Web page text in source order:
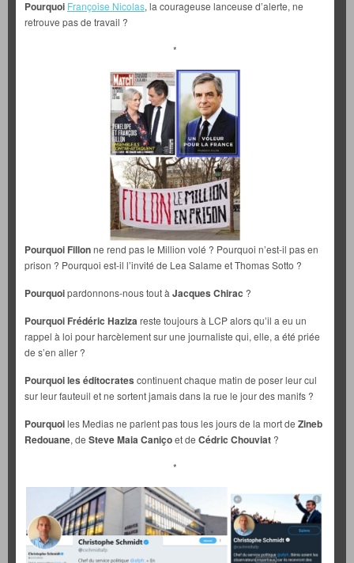
Pourquoi Françoise Nicolas, la courageuse lanceuse d’alerte, ne
retrouve pas de travail ?
*
Pourquoi Fillonne rend pas le Million volé ? Pourquoi n’est-il pas en
prison ? Pourquoi est-il l’invité de Lea Salame et Thomas Sotto ?
Pourquoipardonnons-nous tout à Jacques Chirac ?
Pourquoi Frédéric Hazizareste toujours à LCP alors qu’il a eu un
rappel à loi pour harcèlement sur une journaliste qui, elle, a été priée
de s’en aller ?
Pourquoi les éditocrates continuent chaque matin de poser leur cul
sur leur fauteuil et ne sortent jamais dans la rue le jour des manifs ?
Pourquoiles Medias ne parlent pas tous les jours de la mort de Zineb
Redouane, de Steve Maia Caniçoet de Cédric Chouviat ?
*